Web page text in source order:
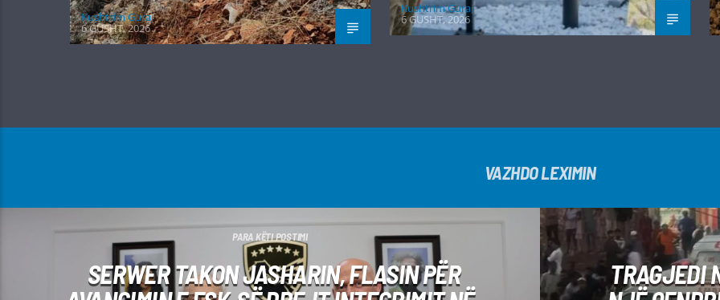
Kushtrim Guraj
6 GUSHT, 2026
Kushtrim Guraj
6 GUSHT, 2026
VAZHDO LEXIMIN
PARA KËTI POSTIMI
SERWER TAKON JASHARIN, FLASIN PËR
TRAGJEDI